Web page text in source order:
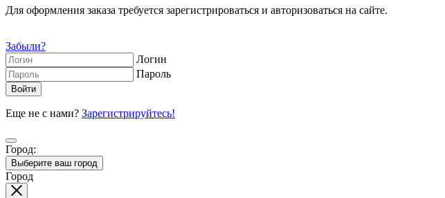
Для оформления заказа требуется зарегистрироваться и авторизоваться на сайте.
Забыли?
Логин
Пароль
Еще не с нами? Зарегистрируйтесь!
Город:
Выберите ваш город
Город